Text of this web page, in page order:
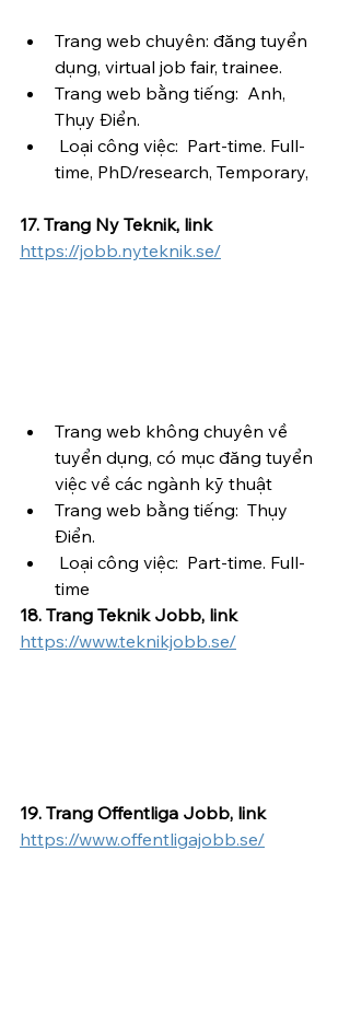
Trang web chuyên: đăng tuyển
dụng, virtual job fair, trainee.
Trang web bằng tiếng:  Anh,
Thụy Điển.
time, PhD/research, Temporary,
17. Trang Ny Teknik, link
https://jobb.nyteknik.se/
Trang web không chuyên về
tuyển dụng, có mục đăng tuyển
việc về các ngành kỹ thuật
Trang web bằng tiếng:  Thụy
Điển.
time
18. Trang Teknik Jobb, link
https://www.teknikjobb.se/
19. Trang Offentliga Jobb, link
https://www.offentligajobb.se/